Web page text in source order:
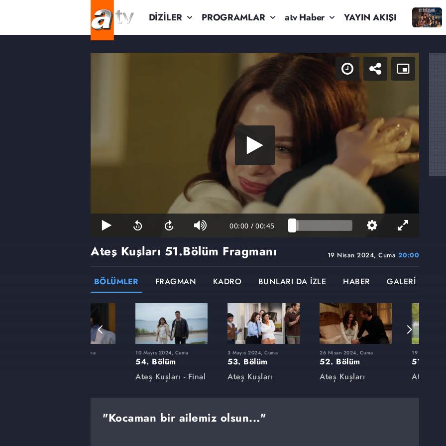
DİZİLER PROGRAMLAR atv Haber YAYIN AKIŞI
00:00 / 00:45
19 Nisan 2024, Cuma 20:00
Ateş Kuşları 51.Bölüm Fragmanı
BÖLÜMLER FRAGMAN KADRO BUNLARI DA İZLE HABER GALERİ
26 Ocak 2024, Cuma 10 Mayıs 2024, Cuma
54. Bölüm
Ateş Kuşları - Final
3 Mayıs 2024, Cuma
53. Bölüm
Ateş Kuşları
26 Nisan 2024, Cuma
52. Bölüm
Ateş Kuşları
19 Nisan
51. Bölüm
Ateş
"Kocaman bir ailemiz olsun..."